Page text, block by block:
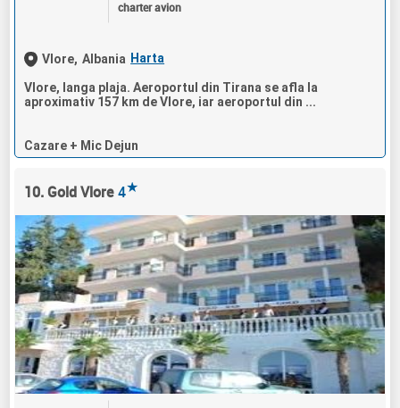
charter avion
Vlore, Albania Harta
Vlore, langa plaja. Aeroportul din Tirana se afla la
aproximativ 157 km de Vlore, iar aeroportul din ...
Cazare + Mic Dejun
10. Gold Vlore 4★